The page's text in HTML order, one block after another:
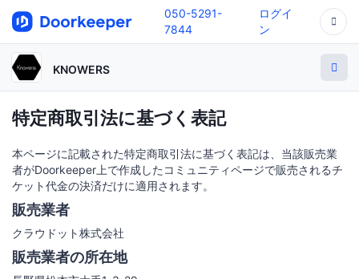
050-5291-
7844
ログイ
ン
KNOWERS
特定商取引法に基づく表記
本ページに記載された特定商取引法に基づく表記は、当該販売業
者がDoorkeeper上で作成したコミュニティページで販売されるチ
ケット代金の決済だけに適用されます。
販売業者
クラウドット株式会社
販売業者の所在地